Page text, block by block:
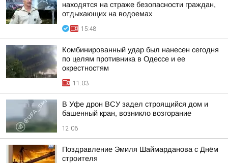
находятся на страже безопасности граждан,
отдыхающих на водоемах
15:48
Комбинированный удар был нанесен сегодня
по целям противника в Одессе и ее
окрестностям
11:03
В Уфе дрон ВСУ задел строящийся дом и
башенный кран, возникло возгорание
12:06
Поздравление Эмиля Шаймарданова с Днём
строителя